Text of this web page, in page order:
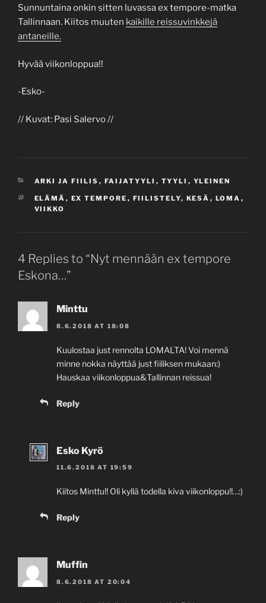
Sunnuntaina onkin sitten luvassa ex tempore-matka
Tallinnaan. Kiitos muuten kaikille reissuvinkkejä
antaneille.
Hyvää viikonloppua!!
-Esko-
// Kuvat: Pasi Salervo //
CATEGORIES
ARKI JA FIILIS , FAIJATYYLI , TYYLI , YLEINEN
TAGS
ELÄMÄ , EX TEMPORE , FIILISTELY, KESÄ , LOMA ,
VIIKKO
4 Replies to “Nyt mennään ex tempore
Eskona…”
Minttu
8.6.2018 AT 18:08
Kuulostaa just rennolta LOMALTA! Voi mennä
minne nokka näyttää just fiiliksen mukaan:)
Hauskaa viikonloppua&Tallinnan reissua!
Reply
Esko Kyrö
11.6.2018 AT 19:59
Kiitos Minttu!! Oli kyllä todella kiva viikonloppu!!…:)
Reply
Muffin
8.6.2018 AT 20:04